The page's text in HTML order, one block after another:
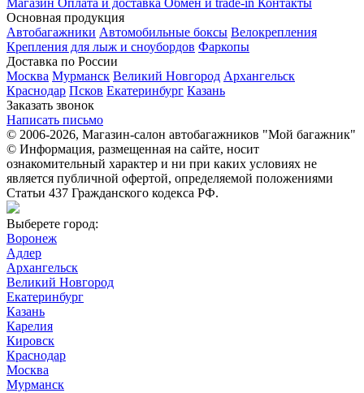
Магазин Оплата и доставка Обмен и trade-in Контакты
Основная продукция
Автобагажники Автомобильные боксы Велокрепления
Крепления для лыж и сноубордов Фаркопы
Доставка по России
Москва Мурманск Великий Новгород Архангельск
Краснодар Псков Екатеринбург Казань
Заказать звонок
Написать письмо
© 2006-2026, Магазин-салон автобагажников "Мой багажник"
© Информация, размещенная на сайте, носит
ознакомительный характер и ни при каких условиях не
является публичной офертой, определяемой положениями
Статьи 437 Гражданского кодекса РФ.
Выберете город:
Воронеж
Адлер
Архангельск
Великий Новгород
Екатеринбург
Казань
Карелия
Кировск
Краснодар
Москва
Мурманск